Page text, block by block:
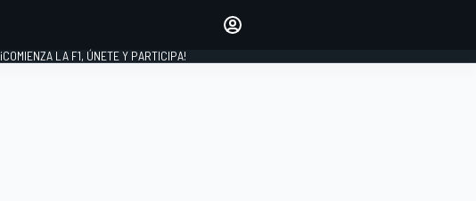
INICIAR SESIÓN
¡COMIENZA LA F1, ÚNETE Y PARTICIPA!